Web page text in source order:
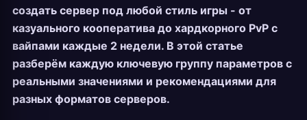
создать сервер под любой стиль игры - от
казуального кооператива до хардкорного PvP с
вайпами каждые 2 недели. В этой статье
разберём каждую ключевую группу параметров с
реальными значениями и рекомендациями для
разных форматов серверов.